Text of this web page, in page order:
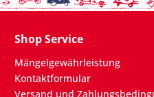
Shop Service
Mängelgewährleistung
Kontaktformular
Versand und